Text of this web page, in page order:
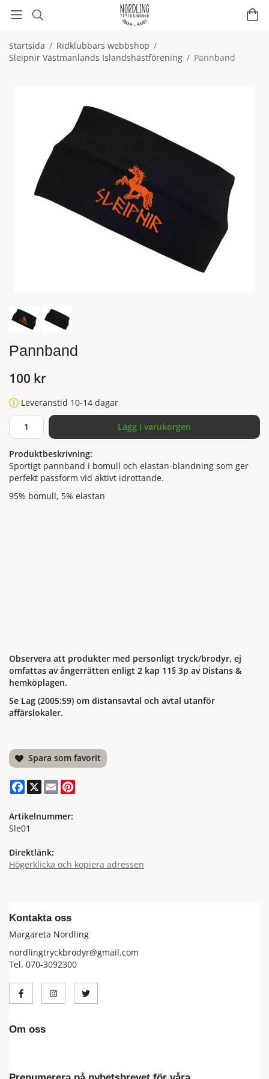
Startsida / Ridklubbars webbshop /
Sleipnir Västmanlands Islandshästförening / Pannband
Pannband
100 kr
Leveranstid 10-14 dagar
Lägg i varukorgen
Produktbeskrivning:
Sportigt pannband i bomull och elastan-blandning som ger
perfekt passform vid aktivt idrottande.
95% bomull, 5% elastan
Observera att produkter med personligt tryck/brodyr, ej
omfattas av ångerrätten enligt 2 kap 11§ 3p av Distans &
hemköplagen.
Se Lag (2005:59) om distansavtal och avtal utanför
affärslokaler.
Spara som favorit
Facebook
X Email
Artikelnummer:
Sle01
Direktlänk:
Högerklicka och kopiera adressen
Kontakta oss
Margareta Nordling
nordlingtryckbrodyr@gmail.com
Tel. 070-3092300
Om oss